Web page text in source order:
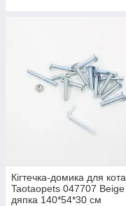
Кігтечка-домика для кота
Taotaopets 047707 Beige
дяпка 140*54*30 см